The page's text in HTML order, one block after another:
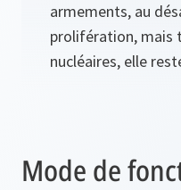
armements, au
prolifération, mais
nucléaires, elle
Mode de